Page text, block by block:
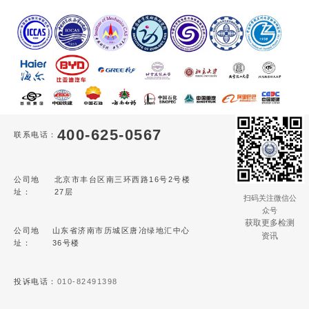
联系电话： 400-625-0567
公司地
址：
北京市丰台区南三环西路16号2号楼
27层
公司地
址：
山东省济南市历城区唐冶绿地汇中心
36号楼
投诉电话： 010-82491398
扫码关注微信公
众号
获取更多检测
资讯